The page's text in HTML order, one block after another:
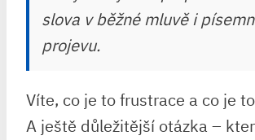
slova v běžné mluvě i
projevu.
Víte, co je to frustrace a co je
A ještě důležitější otázka –